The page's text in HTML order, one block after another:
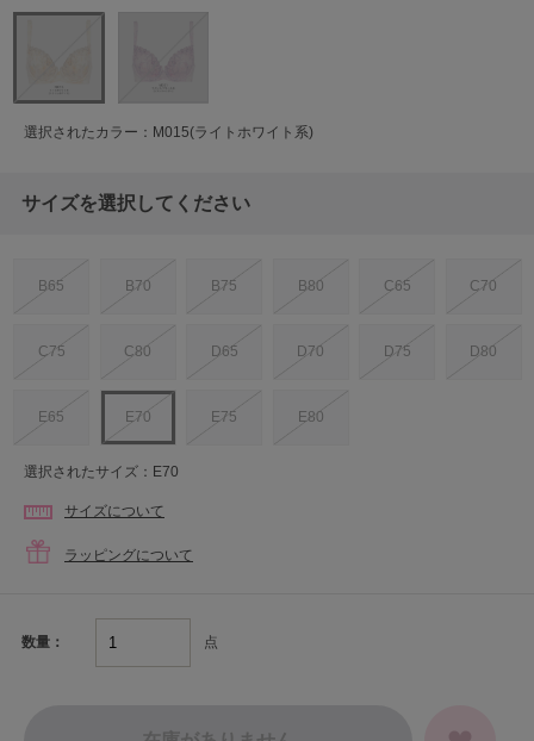
選択されたカラー：M015(ライトホワイト系)
サイズを選択してください
B65 B70 B75 B80 C65 C70
C75 C80 D65 D70 D75 D80
E65 E70 E75 E80
選択されたサイズ：E70
サイズについて
ラッピングについて
数量： 点